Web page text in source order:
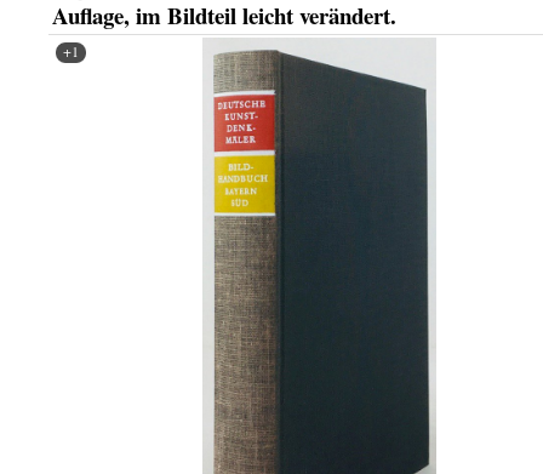
Auflage, im Bildteil leicht verändert.
+1